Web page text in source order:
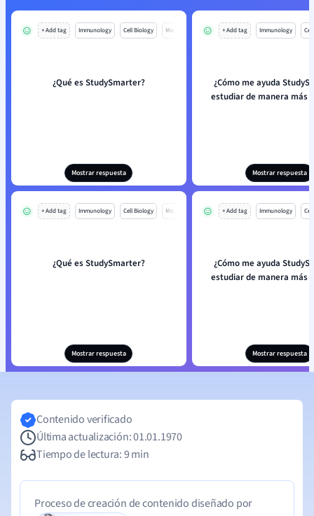
+ Add tag Immunology Cell Biology Mo
¿Qué es StudySmarter?
Mostrar respuesta
+ Add tag Immunology
¿Cómo me ayuda
estudiar de manera más
Mostrar respuesta
+ Add tag Immunology Cell Biology Mo
¿Qué es StudySmarter?
Mostrar respuesta
+ Add tag Immunology
¿Cómo me ayuda
estudiar de manera más
Mostrar respuesta
Contenido verificado
Última actualización: 01.01.1970
Tiempo de lectura: 9 min
Proceso de creación de contenido diseñado por